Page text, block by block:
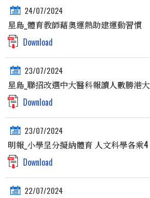
24/07/2024
星島_體育教師藉奧運熱助建運動習慣
Download
23/07/2024
星島_聯招改選中大醫科報讀人數勝港大
Download
23/07/2024
明報_小學呈分擬納體育 人文科學各乘4
Download
22/07/2024